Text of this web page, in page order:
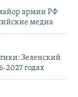
армии РФ
медиа
Зеленский
2027 годах